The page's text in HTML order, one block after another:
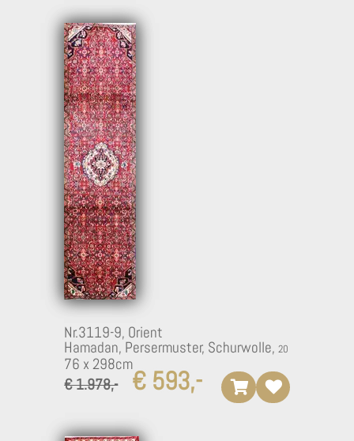
Nr.3119-9, Orient
Hamadan, Persermuster, Schurwolle,
76 x 298cm
€ 1.978,-
€ 593,-